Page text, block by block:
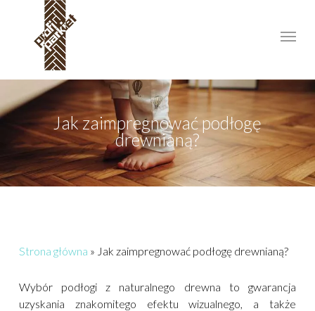
Menu
Jak zaimpregnować podłogę
drewnianą?
Strona główna » Jak zaimpregnować podłogę drewnianą?
Wybór podłogi z naturalnego drewna to gwarancja
uzyskania znakomitego efektu wizualnego, a także